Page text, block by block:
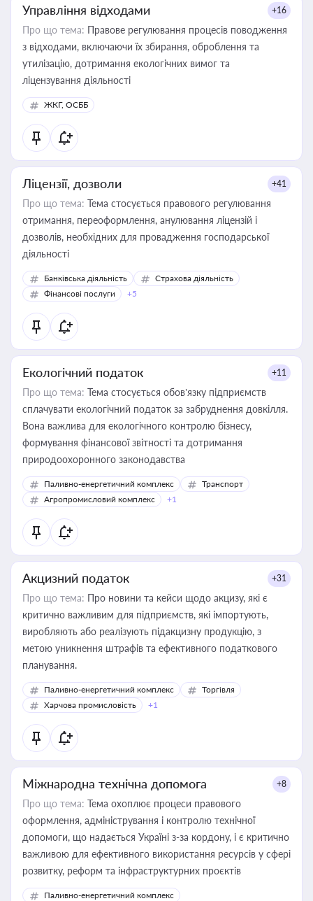
Управління відходами +16
Про що тема: Правове регулювання процесів поводження
з відходами, включаючи їх збирання, оброблення та
утилізацію, дотримання екологічних вимог та
ліцензування діяльності
ЖКГ, ОСББ
Ліцензії, дозволи +41
Про що тема: Тема стосується правового регулювання
отримання, переоформлення, анулювання ліцензій і
дозволів, необхідних для провадження господарської
діяльності
Банківська діяльність
Страхова діяльність
Фінансові послуги
+5
Екологічний податок +11
Про що тема: Тема стосується обов’язку підприємств
сплачувати екологічний податок за забруднення довкілля.
Вона важлива для екологічного контролю бізнесу,
формування фінансової звітності та дотримання
природоохоронного законодавства
Паливно-енергетичний комплекс
Транспорт
Агропромисловий комплекс
+1
Акцизний податок +31
Про що тема: Про новини та кейси щодо акцизу, які є
критично важливим для підприємств, які імпортують,
виробляють або реалізують підакцизну продукцію, з
метою уникнення штрафів та ефективного податкового
планування.
Паливно-енергетичний комплекс
Торгівля
Харчова промисловість
+1
Міжнародна технічна допомога +8
Про що тема: Тема охоплює процеси правового
оформлення, адміністрування і контролю технічної
допомоги, що надається Україні з-за кордону, і є критично
важливою для ефективного використання ресурсів у сфері
розвитку, реформ та інфраструктурних проєктів
Паливно-енергетичний комплекс